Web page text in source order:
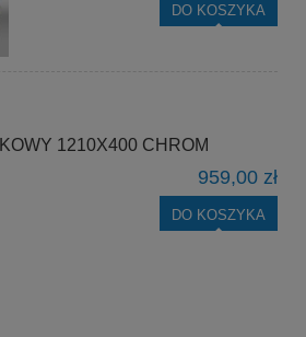
DO KOSZYKA
1210X400 CHROM
959,00 zł
DO KOSZYKA